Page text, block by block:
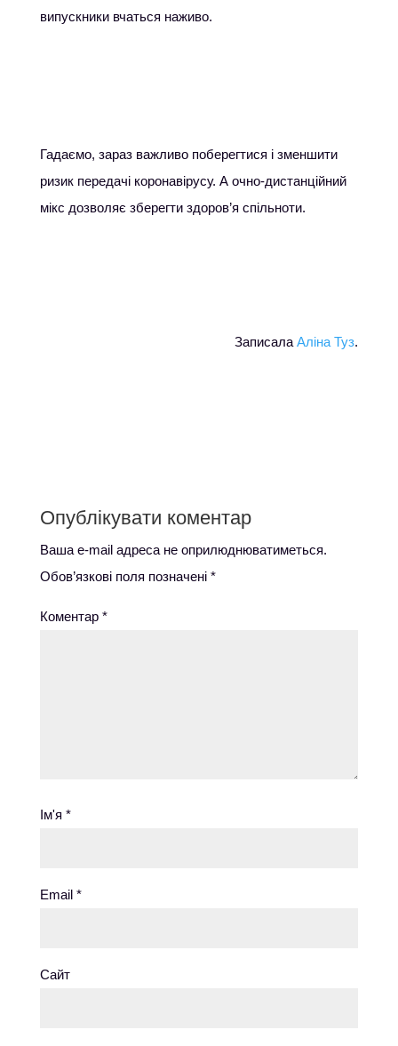
випускники вчаться наживо.
Гадаємо, зараз важливо поберегтися і зменшити
ризик передачі коронавірусу. А очно-дистанційний
мікс дозволяє зберегти здоров’я спільноти.
ЗаписалаАліна Туз.
Опублікувати коментар
Ваша e-mail адреса не оприлюднюватиметься.
Обов’язкові поля позначені *
Коментар *
Ім'я *
Email *
Сайт